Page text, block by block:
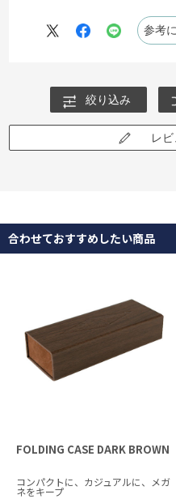
参考
絞り込み
レビ
合わせておすすめしたい商品
FOLDING CASE DARK BROWN
コンパクトに、カジュアルに、メガ
ネをキープ